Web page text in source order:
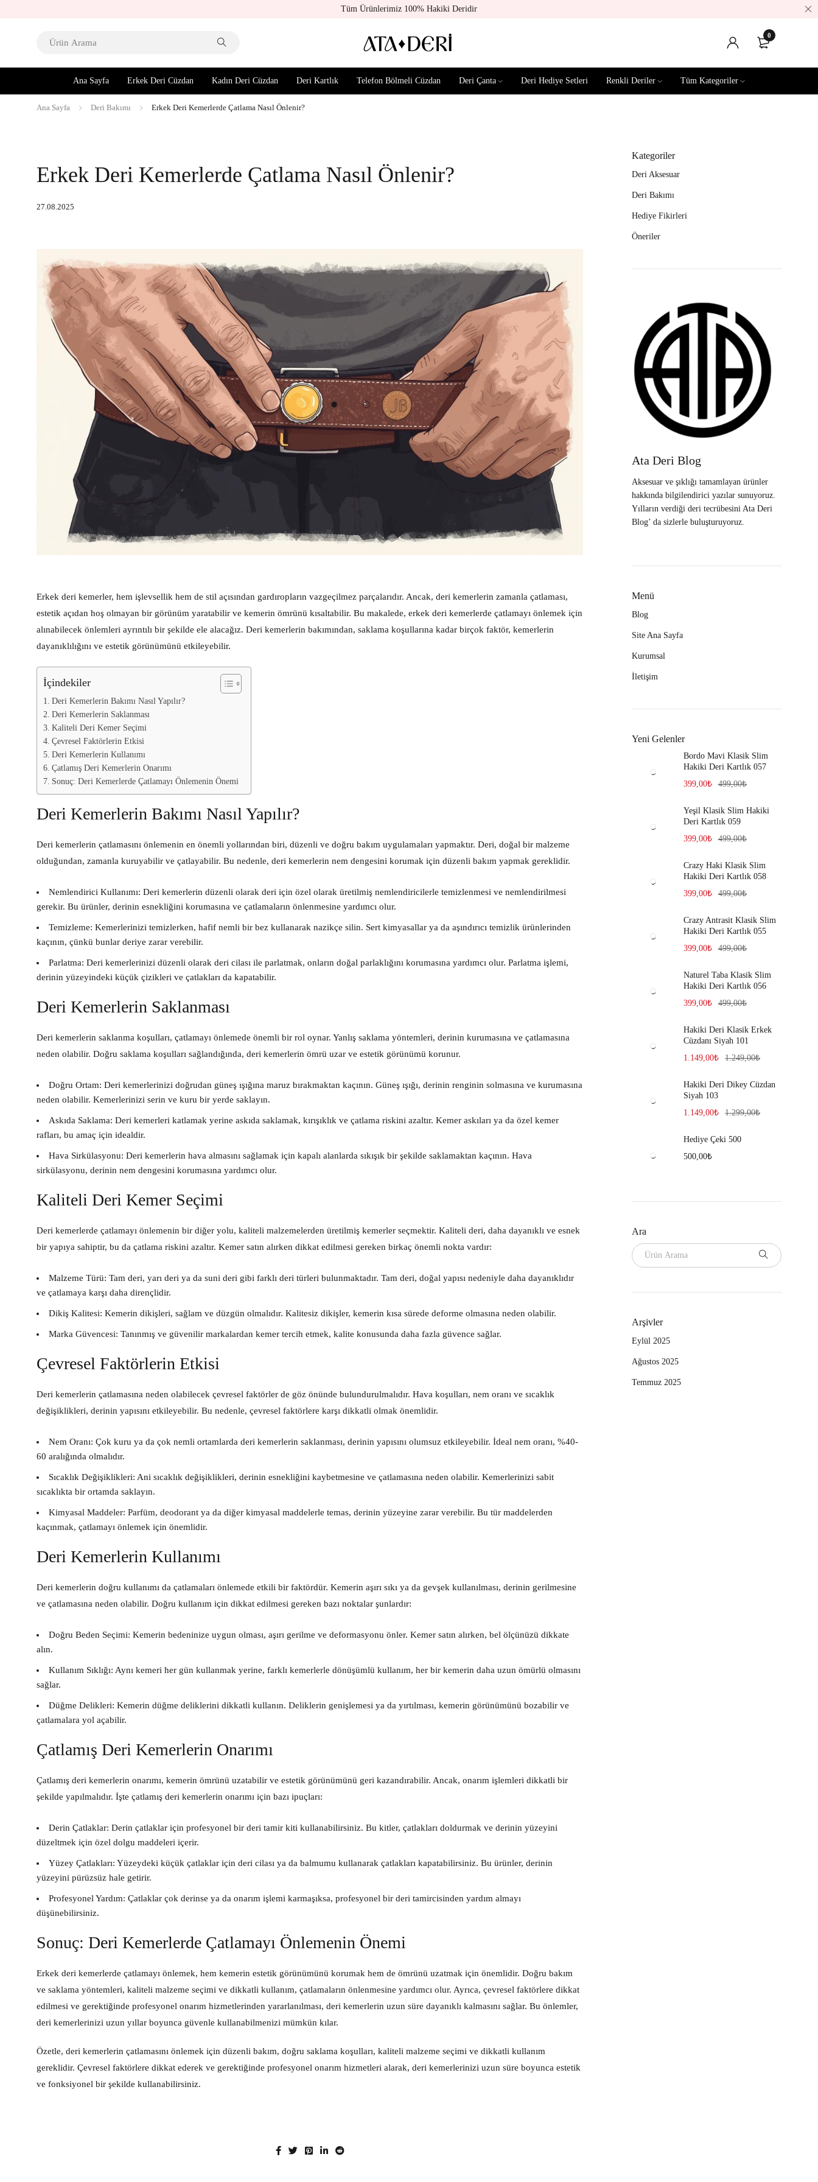
Tüm Ürünlerimiz 100% Hakiki Deridir
0
Ana Sayfa Erkek Deri Cüzdan Kadın Deri Cüzdan Deri Kartlık Telefon Bölmeli Cüzdan Deri Çanta Deri Hediye Setleri Renkli Deriler Tüm Kategoriler
Ana Sayfa Deri Bakımı Erkek Deri Kemerlerde Çatlama Nasıl Önlenir?
Erkek Deri Kemerlerde Çatlama Nasıl Önlenir?
27.08.2025
Erkek deri kemerler, hem işlevsellik hem de stil açısından gardıropların vazgeçilmez parçalarıdır. Ancak, deri kemerlerin zamanla çatlaması,
estetik açıdan hoş olmayan bir görünüm yaratabilir ve kemerin ömrünü kısaltabilir. Bu makalede, erkek deri kemerlerde çatlamayı önlemek için
alınabilecek önlemleri ayrıntılı bir şekilde ele alacağız. Deri kemerlerin bakımından, saklama koşullarına kadar birçok faktör, kemerlerin
dayanıklılığını ve estetik görünümünü etkileyebilir.
İçindekiler
Deri Kemerlerin Bakımı Nasıl Yapılır?
Deri Kemerlerin Saklanması
Kaliteli Deri Kemer Seçimi
Çevresel Faktörlerin Etkisi
Deri Kemerlerin Kullanımı
Çatlamış Deri Kemerlerin Onarımı
Sonuç: Deri Kemerlerde Çatlamayı Önlemenin Önemi
Deri Kemerlerin Bakımı Nasıl Yapılır?
Deri kemerlerin çatlamasını önlemenin en önemli yollarından biri, düzenli ve doğru bakım uygulamaları yapmaktır. Deri, doğal bir malzeme
olduğundan, zamanla kuruyabilir ve çatlayabilir. Bu nedenle, deri kemerlerin nem dengesini korumak için düzenli bakım yapmak gereklidir.
Nemlendirici Kullanımı: Deri kemerlerin düzenli olarak deri için özel olarak üretilmiş nemlendiricilerle temizlenmesi ve nemlendirilmesi
gerekir. Bu ürünler, derinin esnekliğini korumasına ve çatlamaların önlenmesine yardımcı olur.
Temizleme: Kemerlerinizi temizlerken, hafif nemli bir bez kullanarak nazikçe silin. Sert kimyasallar ya da aşındırıcı temizlik ürünlerinden
kaçının, çünkü bunlar deriye zarar verebilir.
Parlatma: Deri kemerlerinizi düzenli olarak deri cilası ile parlatmak, onların doğal parlaklığını korumasına yardımcı olur. Parlatma işlemi,
derinin yüzeyindeki küçük çizikleri ve çatlakları da kapatabilir.
Deri Kemerlerin Saklanması
Deri kemerlerin saklanma koşulları, çatlamayı önlemede önemli bir rol oynar. Yanlış saklama yöntemleri, derinin kurumasına ve çatlamasına
neden olabilir. Doğru saklama koşulları sağlandığında, deri kemerlerin ömrü uzar ve estetik görünümü korunur.
Doğru Ortam: Deri kemerlerinizi doğrudan güneş ışığına maruz bırakmaktan kaçının. Güneş ışığı, derinin renginin solmasına ve kurumasına
neden olabilir. Kemerlerinizi serin ve kuru bir yerde saklayın.
Askıda Saklama: Deri kemerleri katlamak yerine askıda saklamak, kırışıklık ve çatlama riskini azaltır. Kemer askıları ya da özel kemer
rafları, bu amaç için idealdir.
Hava Sirkülasyonu: Deri kemerlerin hava almasını sağlamak için kapalı alanlarda sıkışık bir şekilde saklamaktan kaçının. Hava
sirkülasyonu, derinin nem dengesini korumasına yardımcı olur.
Kaliteli Deri Kemer Seçimi
Deri kemerlerde çatlamayı önlemenin bir diğer yolu, kaliteli malzemelerden üretilmiş kemerler seçmektir. Kaliteli deri, daha dayanıklı ve esnek
bir yapıya sahiptir, bu da çatlama riskini azaltır. Kemer satın alırken dikkat edilmesi gereken birkaç önemli nokta vardır:
Malzeme Türü: Tam deri, yarı deri ya da suni deri gibi farklı deri türleri bulunmaktadır. Tam deri, doğal yapısı nedeniyle daha dayanıklıdır
ve çatlamaya karşı daha dirençlidir.
Dikiş Kalitesi: Kemerin dikişleri, sağlam ve düzgün olmalıdır. Kalitesiz dikişler, kemerin kısa sürede deforme olmasına neden olabilir.
Marka Güvencesi: Tanınmış ve güvenilir markalardan kemer tercih etmek, kalite konusunda daha fazla güvence sağlar.
Çevresel Faktörlerin Etkisi
Deri kemerlerin çatlamasına neden olabilecek çevresel faktörler de göz önünde bulundurulmalıdır. Hava koşulları, nem oranı ve sıcaklık
değişiklikleri, derinin yapısını etkileyebilir. Bu nedenle, çevresel faktörlere karşı dikkatli olmak önemlidir.
Nem Oranı: Çok kuru ya da çok nemli ortamlarda deri kemerlerin saklanması, derinin yapısını olumsuz etkileyebilir. İdeal nem oranı, %40-
60 aralığında olmalıdır.
Sıcaklık Değişiklikleri: Ani sıcaklık değişiklikleri, derinin esnekliğini kaybetmesine ve çatlamasına neden olabilir. Kemerlerinizi sabit
sıcaklıkta bir ortamda saklayın.
Kimyasal Maddeler: Parfüm, deodorant ya da diğer kimyasal maddelerle temas, derinin yüzeyine zarar verebilir. Bu tür maddelerden
kaçınmak, çatlamayı önlemek için önemlidir.
Deri Kemerlerin Kullanımı
Deri kemerlerin doğru kullanımı da çatlamaları önlemede etkili bir faktördür. Kemerin aşırı sıkı ya da gevşek kullanılması, derinin gerilmesine
ve çatlamasına neden olabilir. Doğru kullanım için dikkat edilmesi gereken bazı noktalar şunlardır:
Doğru Beden Seçimi: Kemerin bedeninize uygun olması, aşırı gerilme ve deformasyonu önler. Kemer satın alırken, bel ölçünüzü dikkate
alın.
Kullanım Sıklığı: Aynı kemeri her gün kullanmak yerine, farklı kemerlerle dönüşümlü kullanım, her bir kemerin daha uzun ömürlü olmasını
sağlar.
Düğme Delikleri: Kemerin düğme deliklerini dikkatli kullanın. Deliklerin genişlemesi ya da yırtılması, kemerin görünümünü bozabilir ve
çatlamalara yol açabilir.
Çatlamış Deri Kemerlerin Onarımı
Çatlamış deri kemerlerin onarımı, kemerin ömrünü uzatabilir ve estetik görünümünü geri kazandırabilir. Ancak, onarım işlemleri dikkatli bir
şekilde yapılmalıdır. İşte çatlamış deri kemerlerin onarımı için bazı ipuçları:
Derin Çatlaklar: Derin çatlaklar için profesyonel bir deri tamir kiti kullanabilirsiniz. Bu kitler, çatlakları doldurmak ve derinin yüzeyini
düzeltmek için özel dolgu maddeleri içerir.
Yüzey Çatlakları: Yüzeydeki küçük çatlaklar için deri cilası ya da balmumu kullanarak çatlakları kapatabilirsiniz. Bu ürünler, derinin
yüzeyini pürüzsüz hale getirir.
Profesyonel Yardım: Çatlaklar çok derinse ya da onarım işlemi karmaşıksa, profesyonel bir deri tamircisinden yardım almayı
düşünebilirsiniz.
Sonuç: Deri Kemerlerde Çatlamayı Önlemenin Önemi
Erkek deri kemerlerde çatlamayı önlemek, hem kemerin estetik görünümünü korumak hem de ömrünü uzatmak için önemlidir. Doğru bakım
ve saklama yöntemleri, kaliteli malzeme seçimi ve dikkatli kullanım, çatlamaların önlenmesine yardımcı olur. Ayrıca, çevresel faktörlere dikkat
edilmesi ve gerektiğinde profesyonel onarım hizmetlerinden yararlanılması, deri kemerlerin uzun süre dayanıklı kalmasını sağlar. Bu önlemler,
deri kemerlerinizi uzun yıllar boyunca güvenle kullanabilmenizi mümkün kılar.
Özetle, deri kemerlerin çatlamasını önlemek için düzenli bakım, doğru saklama koşulları, kaliteli malzeme seçimi ve dikkatli kullanım
gereklidir. Çevresel faktörlere dikkat ederek ve gerektiğinde profesyonel onarım hizmetleri alarak, deri kemerlerinizi uzun süre boyunca estetik
ve fonksiyonel bir şekilde kullanabilirsiniz.
Kategoriler
Deri Aksesuar
Deri Bakımı
Hediye Fikirleri
Öneriler
Ata Deri Blog
Aksesuar ve şıklığı tamamlayan ürünler
hakkında bilgilendirici yazılar sunuyoruz.
Yılların verdiği deri tecrübesini Ata Deri
Blog’ da sizlerle buluşturuyoruz.
Menü
Blog
Site Ana Sayfa
Kurumsal
İletişim
Yeni Gelenler
Bordo Mavi Klasik Slim
Hakiki Deri Kartlık 057
499,00₺
399,00₺
Yeşil Klasik Slim Hakiki
Deri Kartlık 059
499,00₺
399,00₺
Crazy Haki Klasik Slim
Hakiki Deri Kartlık 058
499,00₺
399,00₺
Crazy Antrasit Klasik Slim
Hakiki Deri Kartlık 055
499,00₺
399,00₺
Naturel Taba Klasik Slim
Hakiki Deri Kartlık 056
499,00₺
399,00₺
Hakiki Deri Klasik Erkek
Cüzdanı Siyah 101
1.249,00₺
1.149,00₺
Hakiki Deri Dikey Cüzdan
Siyah 103
1.299,00₺
1.149,00₺
Hediye Çeki 500
500,00₺
Ara
Arşivler
Eylül 2025
Ağustos 2025
Temmuz 2025